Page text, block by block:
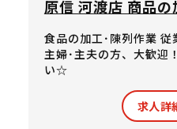
原信 河渡店 商品の
食品の加工･陳列作業 従
主婦･主夫の方、大歓
い☆
求人詳